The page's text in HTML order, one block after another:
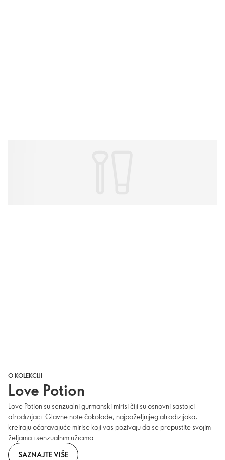
O KOLEKCIJI
Love Potion
Love Potion su senzualni gurmanski mirisi čiji su osnovni sastojci
afrodizijaci. Glavne note čokolade, najpoželjnijeg afrodizijaka,
kreiraju očaravajuće mirise koji vas pozivaju da se prepustite svojim
željama i senzualnim užicima.
SAZNAJTE VIŠE